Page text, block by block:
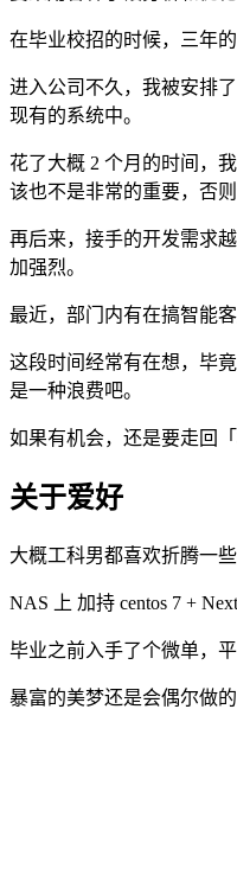
在毕业校招的时候，三年
进入公司不久，我被安排
现有的系统中。
花了大概 2 个月的时间，
该也不是非常的重要，否
再后来，接手的开发需求
加强烈。
最近，部门内有在搞智能
这段时间经常有在想，毕
是一种浪费吧。
如果有机会，还是要走回
关于爱好
大概工科男都喜欢折腾一
NAS 上 加持 centos 7 +
毕业之前入手了个微单，
暴富的美梦还是会偶尔做